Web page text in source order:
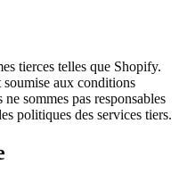
tierces telles que Shopify.
aux conditions
sommes pas responsables
politiques des services tiers.